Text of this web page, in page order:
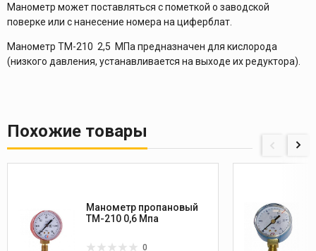
Манометр может поставляться с пометкой о заводской
поверке или с нанесение номера на циферблат.
Манометр ТМ-210 2,5 МПа предназначен для кислорода
(низкого давления, устанавливается на выходе их редуктора).
Похожие товары
Манометр пропановый
ТМ-210 0,6 Мпа
0